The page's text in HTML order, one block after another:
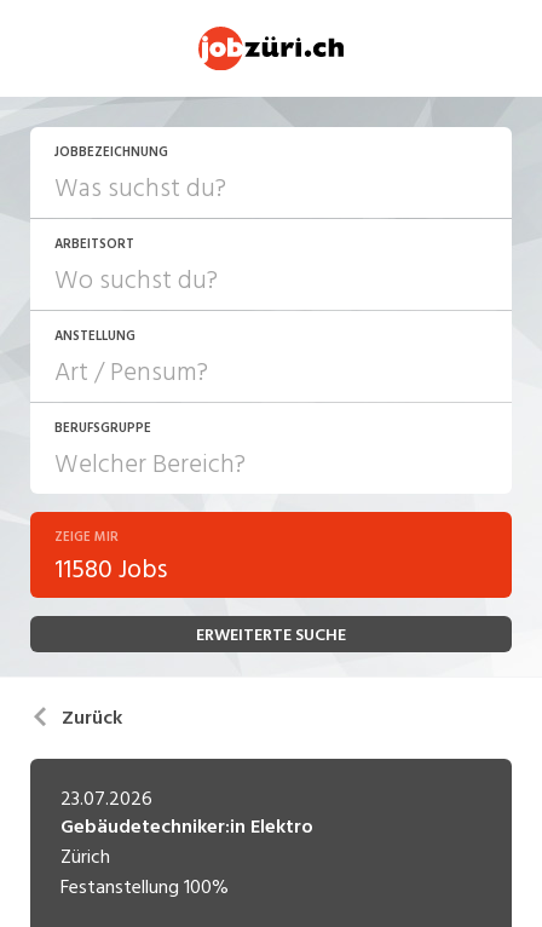
JOBBEZEICHNUNG
ARBEITSORT
ANSTELLUNG
JOB-TYP
Festanstellung
Temporär (befristet)
Praktikum
Lehrstelle
Ferienjob
POSITION
BERUFSGRUPPE
Bank, Versicherung
Bau, Handwerk, Elektro
Bildung, Kunst, Design, Soziale Berufe, Sport
Einkauf, Logistik, Transport, Verkehr
Engineering, Technik, Architektur
Finanzen, Controlling, Treuhand, Recht
ZEIGE MIR
11580 Jobs
ERWEITERTE SUCHE
Zurück
23.07.2026
Gebäudetechniker:in Elektro
Zürich
Festanstellung100%